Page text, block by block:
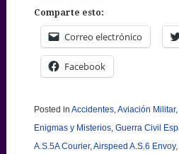
Comparte esto:
Correo electrónico
Facebook
Posted in Accidentes,Aviación Militar,
Enigmas y Misterios, Guerra Civil
A.S.5A Courier,Airspeed A.S.6 Envoy,